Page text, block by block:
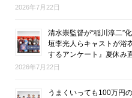
2026年7月22日
清水崇監督が“稲川淳二”
垣李光人らキャストが浴
するアンケート』夏休み
2026年7月22日
うまくいっても100万円